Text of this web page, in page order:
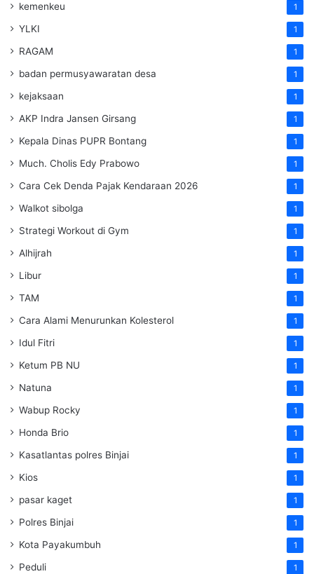
kemenkeu 1
YLKI 1
RAGAM 1
badan permusyawaratan desa 1
kejaksaan 1
AKP Indra Jansen Girsang 1
Kepala Dinas PUPR Bontang 1
Much. Cholis Edy Prabowo 1
Cara Cek Denda Pajak Kendaraan 2026 1
Walkot sibolga 1
Strategi Workout di Gym 1
Alhijrah 1
Libur 1
TAM 1
Cara Alami Menurunkan Kolesterol 1
Idul Fitri 1
Ketum PB NU 1
Natuna 1
Wabup Rocky 1
Honda Brio 1
Kasatlantas polres Binjai 1
Kios 1
pasar kaget 1
Polres Binjai 1
Kota Payakumbuh 1
Peduli 1